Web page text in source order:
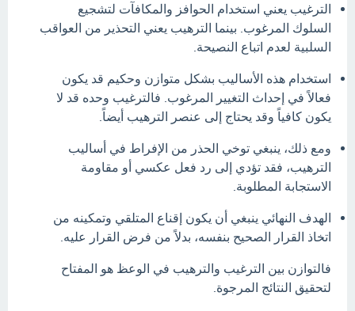
الترغيب يعني استخدام الحوافز والمكافآت لتشجيع
السلوك المرغوب. بينما الترهيب يعني التحذير من العواقب
السلبية لعدم اتباع النصيحة.
استخدام هذه الأساليب بشكل متوازن وحكيم قد يكون
فعالاً في إحداث التغيير المرغوب. فالترغيب وحده قد لا
يكون كافياً وقد يحتاج إلى عنصر الترهيب أيضاً.
ومع ذلك، ينبغي توخي الحذر من الإفراط في أساليب
الترهيب، فقد تؤدي إلى رد فعل عكسي أو مقاومة
الاستجابة المطلوبة.
الهدف النهائي ينبغي أن يكون إقناع المتلقي وتمكينه من
اتخاذ القرار الصحيح بنفسه، بدلاً من فرض القرار عليه.
فالتوازن بين الترغيب والترهيب في الوعظ هو المفتاح
لتحقيق النتائج المرجوة.